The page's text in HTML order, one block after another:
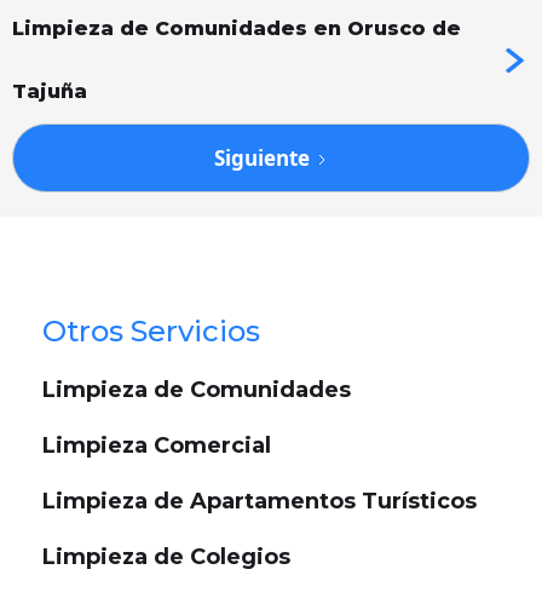
Limpieza de Comunidades en Orusco de
Tajuña
Siguiente
Otros Servicios
Limpieza de Comunidades
Limpieza Comercial
Limpieza de Apartamentos Turísticos
Limpieza de Colegios